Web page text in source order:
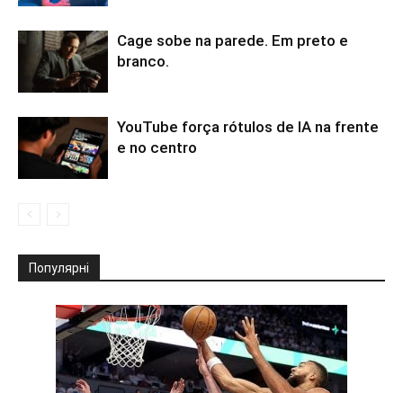
Cage sobe na parede. Em preto e
branco.
YouTube força rótulos de IA na frente
e no centro
Популярні